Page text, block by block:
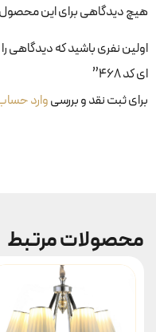
هیچ دیدگاهی برای این
اولین نفری باشید که دیدگاهی
ای کد ۴۶۸”
برای ثبت نقد و بررسیوارد
محصولات مرتبط